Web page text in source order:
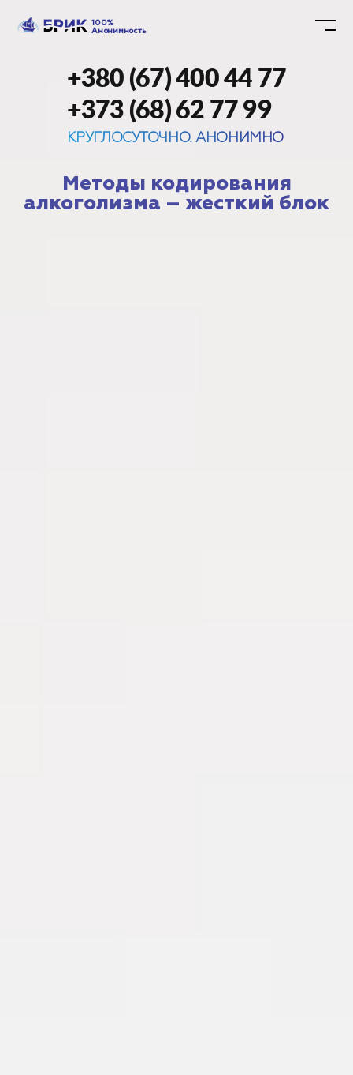
100%
Анонимность
+380 (67) 400 44 77
+373 (68) 62 77 99
КРУГЛОСУТОЧНО. АНОНИМНО
Методы кодирования
алкоголизма – жесткий блок